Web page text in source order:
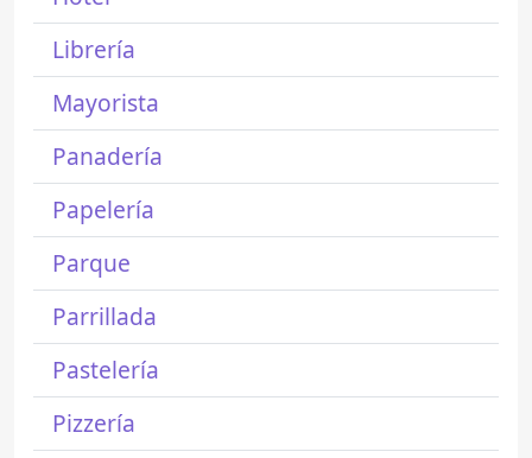
Librería
Mayorista
Panadería
Papelería
Parque
Parrillada
Pastelería
Pizzería